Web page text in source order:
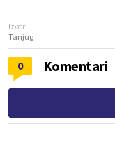
Izvor:
Tanjug
0 Komentari